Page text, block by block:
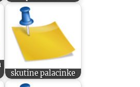
skutine palacinke